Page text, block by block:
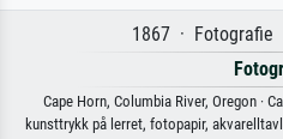
1867 · Fotografie
Cape Horn, Columbia River, Oregon ·
kunsttrykk på lerret, fotopapir,